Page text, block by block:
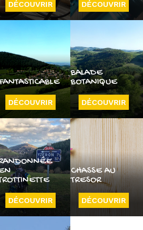
DÉCOUVRIR DÉCOUVRIR
DÉCOUVRIR
BALADE
BOTANIQUE
DÉCOUVRIR
DÉCOUVRIR
CHASSE AU
TRESOR
DÉCOUVRIR